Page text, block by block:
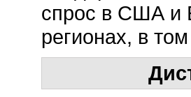
спрос в США и
регионах, в